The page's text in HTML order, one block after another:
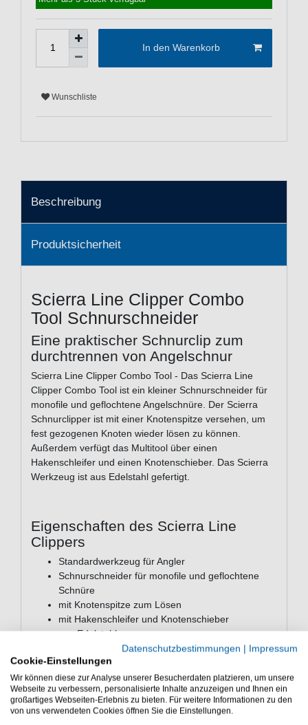
In den Warenkorb
Wunschliste
Beschreibung
Produktsicherheit
Scierra Line Clipper Combo
Tool Schnurschneider
Eine praktischer Schnurclip zum
durchtrennen von Angelschnur
Scierra Line Clipper Combo Tool - Das Scierra Line
Clipper Combo Tool ist ein kleiner Schnurschneider für
monofile und geflochtene Angelschnüre. Der Scierra
Schnurclipper ist mit einer Knotenspitze versehen, um
fest gezogenen Knoten wieder lösen zu können.
Außerdem verfügt das Multitool über einen
Hakenschleifer und einen Knotenschieber. Das Scierra
Werkzeug ist aus Edelstahl gefertigt.
Eigenschaften des Scierra Line
Clippers
Standardwerkzeug für Angler
Schnurschneider für monofile und geflochtene
Schnüre
mit Knotenspitze zum Lösen
mit Hakenschleifer und Knotenschieber
aus Edelstahl
Das Scierra Tool kann monofile und geflochtene Schnur
durchtremnnen - Das Combo Tool hat einen
Knotenschieber und eine Knotenspitze zum Lösen von
Knoten.
Datenschutzbestimmungen | Impressum
Cookie-Einstellungen
Wir können diese zur Analyse unserer Besucherdaten platzieren, um unsere
Webseite zu verbessern, personalisierte Inhalte anzuzeigen und Ihnen ein
großartiges Webseiten-Erlebnis zu bieten. Für weitere Informationen zu den
von uns verwendeten Cookies öffnen Sie die Einstellungen.